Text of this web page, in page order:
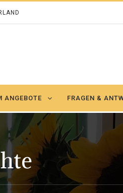
ANGEBOTE FRAGEN &